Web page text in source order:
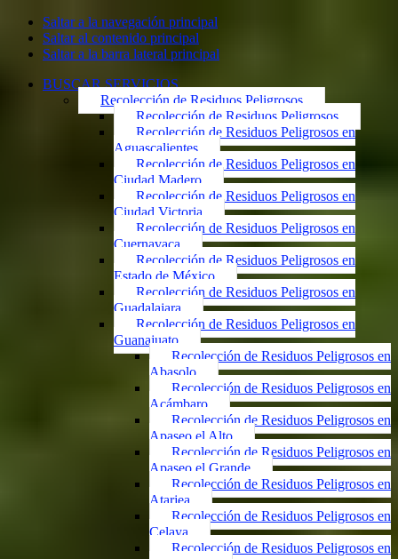
Saltar a la navegación principal
Saltar al contenido principal
Saltar a la barra lateral principal
BUSCAR SERVICIOS
Recolección de Residuos Peligrosos
Recolección de Residuos Peligrosos
Recolección de Residuos Peligrosos en
Aguascalientes
Recolección de Residuos Peligrosos en
Ciudad Madero
Recolección de Residuos Peligrosos en
Ciudad Victoria
Recolección de Residuos Peligrosos en
Cuernavaca
Recolección de Residuos Peligrosos en
Estado de México
Recolección de Residuos Peligrosos en
Guadalajara
Recolección de Residuos Peligrosos en
Guanajuato
Recolección de Residuos Peligrosos en
Abasolo
Recolección de Residuos Peligrosos en
Acámbaro
Recolección de Residuos Peligrosos en
Apaseo el Alto
Recolección de Residuos Peligrosos en
Apaseo el Grande
Recolección de Residuos Peligrosos en
Atarjea
Recolección de Residuos Peligrosos en
Celaya
Recolección de Residuos Peligrosos en